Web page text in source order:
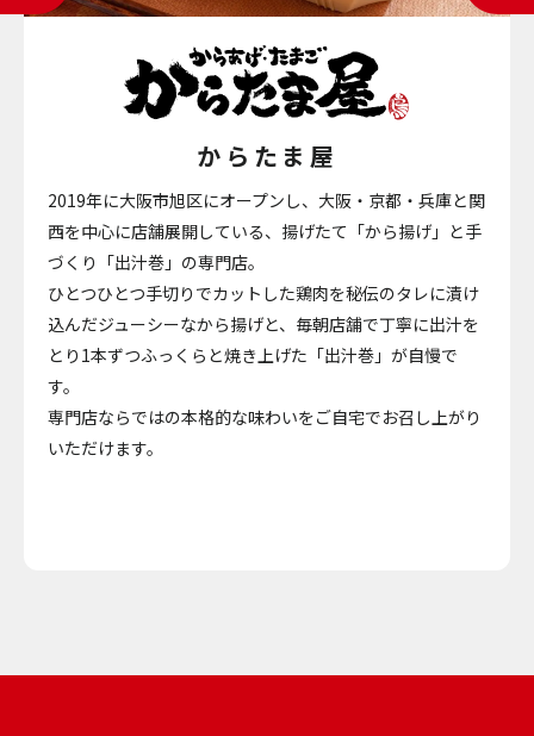
からたま屋
2019年に大阪市旭区にオープンし、大阪・京都・兵庫と関
西を中心に店舗展開している、揚げたて「から揚げ」と手
づくり「出汁巻」の専門店。
ひとつひとつ手切りでカットした鶏肉を秘伝のタレに漬け
込んだジューシーなから揚げと、 毎朝店舗で丁寧に出汁を
とり 1本ずつふっくらと焼き上げた「出汁巻」が自慢で
す。
専門店ならではの本格的な味わいをご自宅でお召し上がり
いただけます。